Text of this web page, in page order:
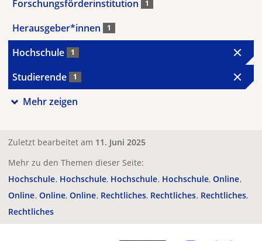
Forschungsförderinstitution 1
Herausgeber*innen 1
Hochschule 1
Studierende 1
Mehr zeigen
Zuletzt bearbeitet am 11. Juni 2025
Mehr zu den Themen dieser Seite:
Hochschule Hochschule Hochschule Hochschule Online
Online Online Online Rechtliches Rechtliches Rechtliches
Rechtliches